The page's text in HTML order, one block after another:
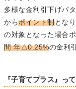
多様な金利引下げパ
からポイント制とな
の対象となった場合
間 年△0.25%の金利
『子育てプラス』っ